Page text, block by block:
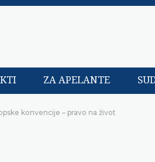
ZA APELANTE
konvencije – pravo na život